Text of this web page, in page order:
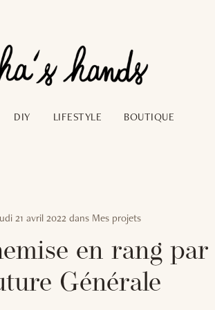
DIY LIFESTYLE BOUTIQUE
21 avril 2022dans Mes projets
en rang par
Générale